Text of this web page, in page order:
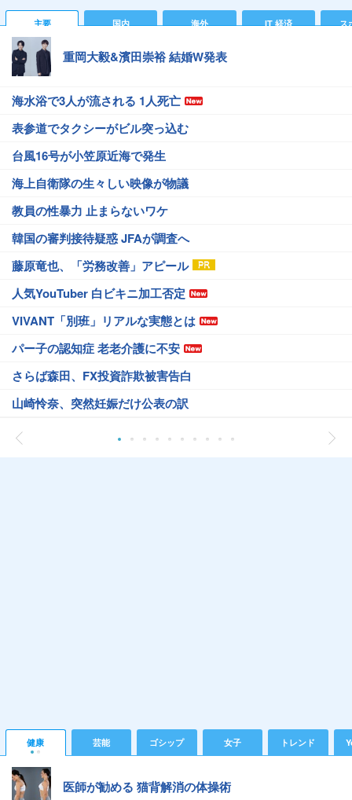
主要 国内 海外 IT 経済 ス
重岡大毅&濱田崇裕 結婚W発表
海水浴で3人が流される 1人死亡
表参道でタクシーがビル突っ込む
台風16号が小笠原近海で発生
海上自衛隊の生々しい映像が物議
教員の性暴力 止まらないワケ
韓国の審判接待疑惑 JFAが調査へ
藤原竜也、「労務改善」アピール
人気YouTuber 白ビキニ加工否定
VIVANT「別班」リアルな実態とは
パー子の認知症 老老介護に不安
さらば森田、FX投資詐欺被害告白
山崎怜奈、突然妊娠だけ公表の訳
健康 芸能 ゴシップ 女子 トレンド
医師が勧める 猫背解消の体操術